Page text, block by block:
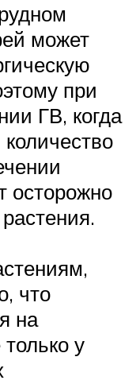
может
при
ГВ, когда
осторожно
что
на
у